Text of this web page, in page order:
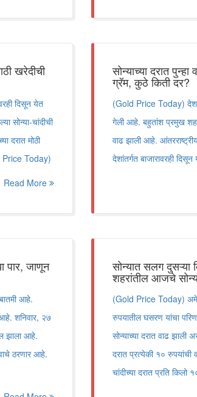
खरेदीची
दिसून येत
सोन्या-चांदीची
दरात मोठी
Price Today)
Read More
सोन्याच्या दरात
ग्रॅम, कुठे किती दर?
(Gold Price Today)
गेली आहे. बहुतांश प्रमुख
वाढ झाली आहे.
देशांतर्गत बाजारावरही
पार, जाणून
आहे.
शनिवार, २७
झाला आहे.
ठरणार आहे.
सोन्यात सलग दुसऱ्या
शहरांतील आजचे
(Gold Price Today)
रुपयातील घसरण यांचा
सोन्याच्या दरात वाढ
दरात प्रत्येकी १० रुपयांची
चांदीच्या दरात प्रति